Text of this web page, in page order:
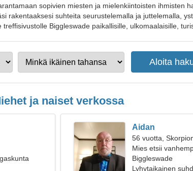
sopivien miesten ja mielenkiintoisten ihmisten
rakentaaksesi suhteita seurustelemalla ja juttelemalla,
Biggleswade paikallisille, ulkomaalaisille,
ja naiset verkossa
Aidan
56 vuotta,
Mies etsii
Biggleswade
Lyhytaikainen